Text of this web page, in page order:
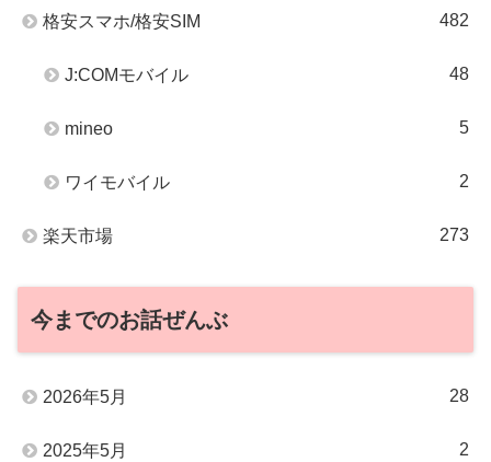
格安スマホ/格安SIM 482
J:COMモバイル 48
mineo 5
ワイモバイル 2
楽天市場 273
今までのお話ぜんぶ
2026年5月 28
2025年5月 2